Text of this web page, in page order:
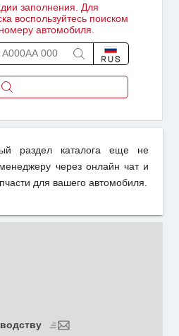
заполнения. Для
воспользуйтесь поиском
автомобиля.
раздел каталога еще не
через онлайн чат и
для вашего автомобиля.